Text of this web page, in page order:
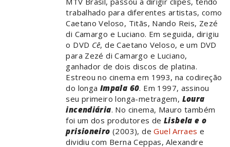
trabalhado para diferentes artistas, como
Caetano Veloso, Titãs, Nando Reis, Zezé
di Camargo e Luciano. Em seguida, dirigiu
o DVD Cê, de Caetano Veloso, e um DVD
para Zezé di Camargo e Luciano,
ganhador de dois discos de platina.
Estreou no cinema em 1993, na codireção
do longa Impala 60. Em 1997, assinou
seu primeiro longa-metragem, Loura
incendiária. No cinema, Mauro também
foi um dos produtores deLisbela e o
prisioneiro (2003), deGuel Arraes e
dividiu com Berna Ceppas, Alexandre